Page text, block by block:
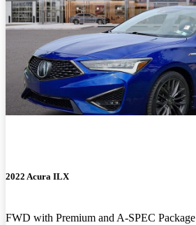
2022 Acura ILX
FWD with Premium and A-SPEC Package